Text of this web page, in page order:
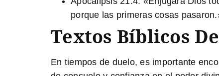
porque las primeras cosas
Textos Bíblicos
En tiempos de duelo, es importante